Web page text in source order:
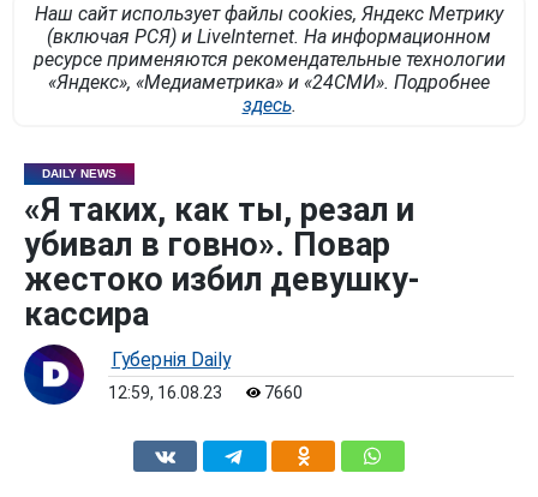
Наш сайт использует файлы cookies, Яндекс Метрику
(включая РСЯ) и LiveInternet. На информационном
ресурсе применяются рекомендательные технологии
«Яндекс», «Медиаметрика» и «24СМИ». Подробнее
здесь.
DAILY NEWS
«Я таких, как ты, резал и
убивал в говно». Повар
жестоко избил девушку-
кассира
Губернiя Daily
12:59, 16.08.23 7660